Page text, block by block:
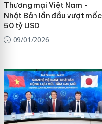
Thương mại Việt Nam -
Nhật Bản lần đầu vượt mốc
50 tỷ USD
09/01/2026